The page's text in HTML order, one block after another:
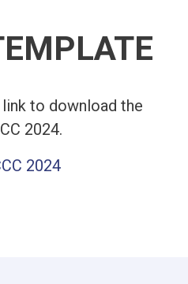
to download the
2024.
2024